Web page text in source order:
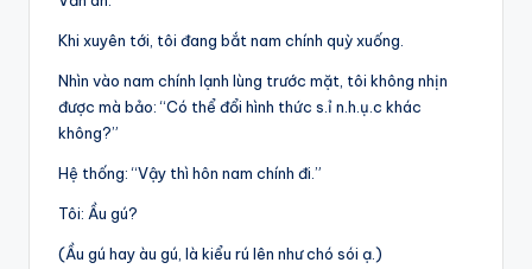
Khi xuyên tới, tôi đang bắt nam chính quỳ xuống.
Nhìn vào nam chính lạnh lùng trước mặt, tôi không nhịn
được mà bảo: “Có thể đổi hình thức s.ỉ n.h.ụ.c khác
không?”
Hệ thống: “Vậy thì hôn nam chính đi.”
Tôi: Ầu gú?
(Ầu gú hay àu gú, là kiểu rú lên như chó sói ạ.)